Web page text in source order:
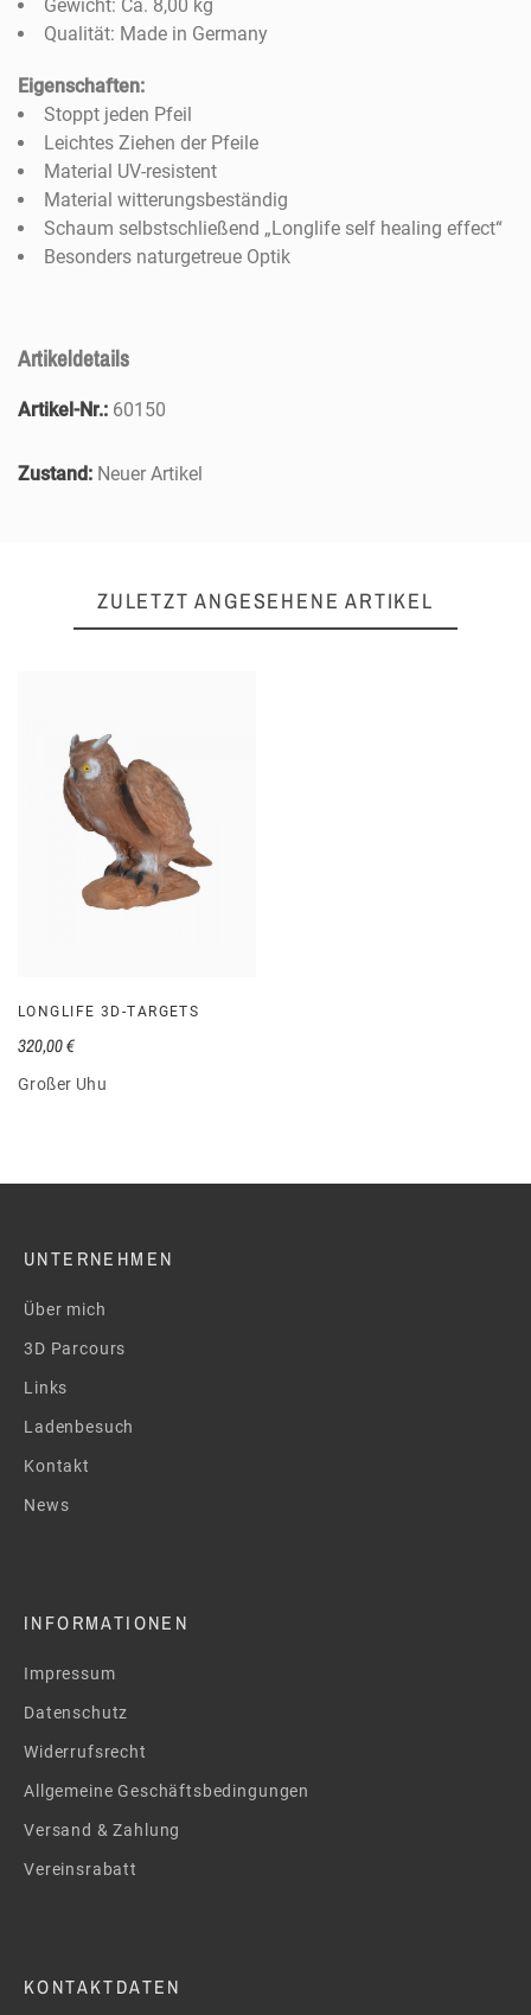
Gewicht: Ca. 8,00 kg
Qualität: Made in Germany
Eigenschaften:
Stoppt jeden Pfeil
Leichtes Ziehen der Pfeile
Material UV-resistent
Material witterungsbeständig
Schaum selbstschließend „Longlife self healing effect“
Besonders naturgetreue Optik
Artikeldetails
Artikel-Nr.: 60150
Zustand: Neuer Artikel
ZULETZT ANGESEHENE ARTIKEL
LONGLIFE 3D-TARGETS
Großer Uhu
320,00 €
UNTERNEHMEN
Über mich
3D Parcours
Links
Ladenbesuch
Kontakt
News
INFORMATIONEN
Impressum
Datenschutz
Widerrufsrecht
Allgemeine Geschäftsbedingungen
Versand & Zahlung
Vereinsrabatt
KONTAKTDATEN